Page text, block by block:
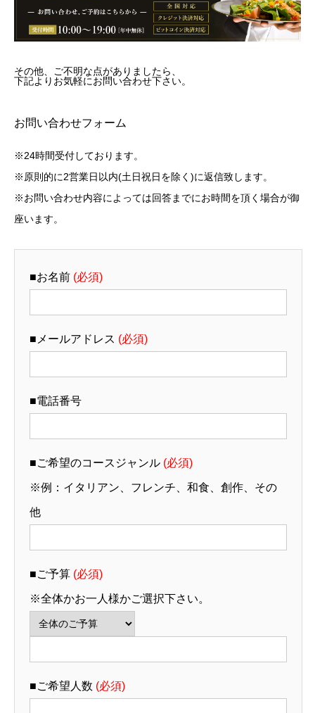
その他、ご不明な点がありましたら、
下記よりお気軽にお問い合わせ下さい。
お問い合わせフォーム
※24時間受付しております。
※原則的に2営業日以内(土日祝日を除く)に返信致します。
※お問い合わせ内容によっては回答までにお時間を頂く場合が御
座います。
■お名前 (必須)
■メールアドレス (必須)
■電話番号
■ご希望のコースジャンル (必須)
※例：イタリアン、フレンチ、和食、創作、その
他
■ご予算 (必須)
※全体かお一人様かご選択下さい。
■ご希望人数 (必須)